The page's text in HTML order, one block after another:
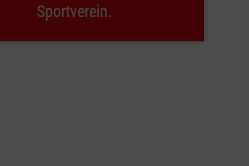
Sportverein.